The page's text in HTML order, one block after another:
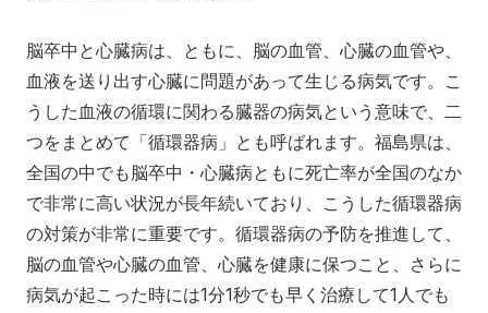
脳卒中と心臓病は、ともに、脳の血管、心臓の血管や、
血液を送り出す心臓に問題があって生じる病気です。こ
うした血液の循環に関わる臓器の病気という意味で、二
つをまとめて「循環器病」とも呼ばれます。福島県は、
全国の中でも脳卒中・心臓病ともに死亡率が全国のなか
で非常に高い状況が長年続いており、こうした循環器病
の対策が非常に重要です。循環器病の予防を推進して、
脳の血管や心臓の血管、心臓を健康に保つこと、さらに
病気が起こった時には1分1秒でも早く治療して1人でも